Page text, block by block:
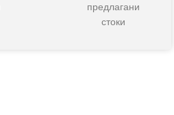
предлагани
стоки